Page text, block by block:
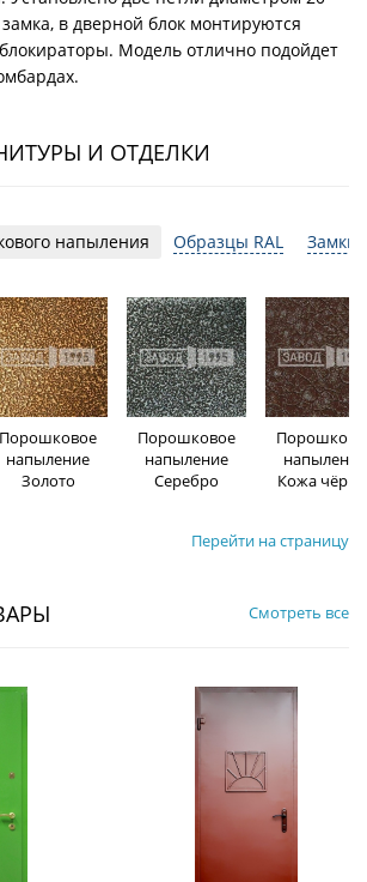
в дверной блок монтируются
Модель отлично подойдет
И ОТДЕЛКИ
напыления Образцы RAL Замки
Порошковое
напыление
Золото
Порошковое
напыление
Серебро
напыление
Кожа
Перейти на страницу
Смотреть все